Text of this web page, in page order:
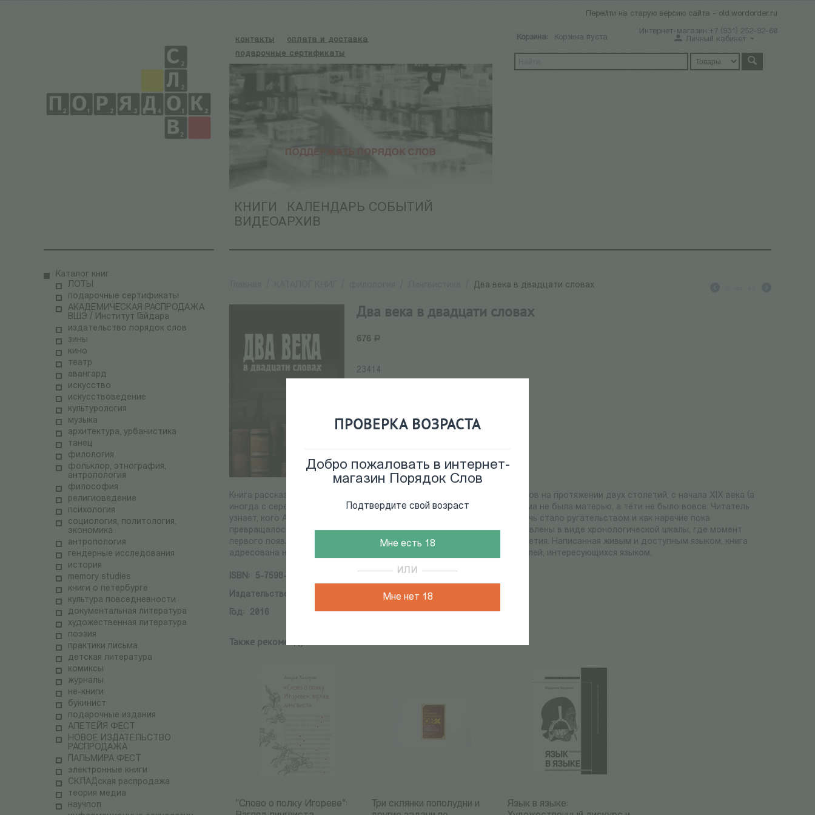
ПРОВЕРКА ВОЗРАСТА
Добро пожаловать в интернет-
магазин Порядок Слов
Подтвердите свой возраст
Мне есть 18
ИЛИ
Мне нет 18
Перейти на старую версию сайта - old.wordorder.ru
Интернет-магазин +7 (931) 252-92-60
контакты
оплата и доставка
подарочные сертификаты
КНИГИ
КАЛЕНДАРЬ СОБЫТИЙ
ВИДЕОАРХИВ
Корзина: Корзина пуста Личный кабинет
Каталог книг
ЛОТЫ
подарочные сертификаты
АКАДЕМИЧЕСКАЯ РАСПРОДАЖА
ВШЭ / Институт Гайдара
издательство порядок слов
зины
кино
театр
авангард
искусство
искусствоведение
культурология
музыка
архитектура, урбанистика
танец
филология
фольклор, этнография,
антропология
философия
религиоведение
психология
социология, политология,
экономика
антропология
гендерные исследования
история
memory studies
книги о петербурге
культура повседневности
документальная литература
художественная литература
поэзия
практики письма
детская литература
комиксы
журналы
не-книги
букинист
подарочные издания
АЛЕТЕЙЯ ФЕСТ
НОВОЕ ИЗДАТЕЛЬСТВО
РАСПРОДАЖА
ПАЛЬМИРА ФЕСТ
электронные книги
СКЛАДская распродажа
теория медиа
научпоп
Два века в двадцати словах
Два века в двадцати словах
676 Р
23414
Книга рассказывает о том, как менялись значения двадцати русских слов на протяжении двух столетий, с начала XIX века (а
иногда с середины XVIII века), когда свалка еще не была помойкой, мама не была матерью, а тёти не было вовсе. Читатель
узнает, кого А.И. Герцен называл классными ворами, когда слово сволочь стало ругательством и как наречие пока
превращалось в формулу прощания. Изменения значений слов представлены в виде хронологической шкалы, где момент
первого появления нового смысла определен с точностью до десятилетия. Написанная живым и доступным языком, книга
адресована не только филологам, но и самому широкому кругу читателей, интересующихся языком.
ISBN:
5-7598-1148-0
Издательство:
Год:
2016
Также рекомендуем:
"Слово о полку Игореве":
Три склянки пополудни и
Язык в языке: